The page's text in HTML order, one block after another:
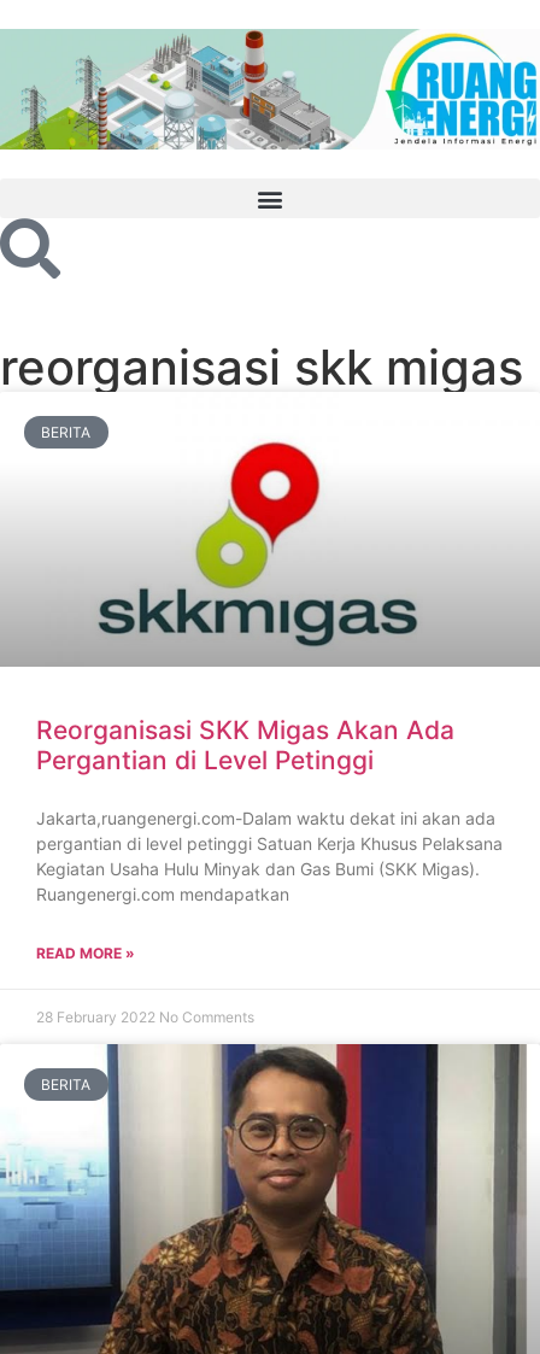
reorganisasi skk migas
BERITA
Reorganisasi SKK Migas Akan Ada
Pergantian di Level Petinggi
Jakarta,ruangenergi.com-Dalam waktu dekat ini akan ada
pergantian di level petinggi Satuan Kerja Khusus Pelaksana
Kegiatan Usaha Hulu Minyak dan Gas Bumi (SKK Migas).
Ruangenergi.com mendapatkan
READ MORE »
28 February 2022 No Comments
BERITA